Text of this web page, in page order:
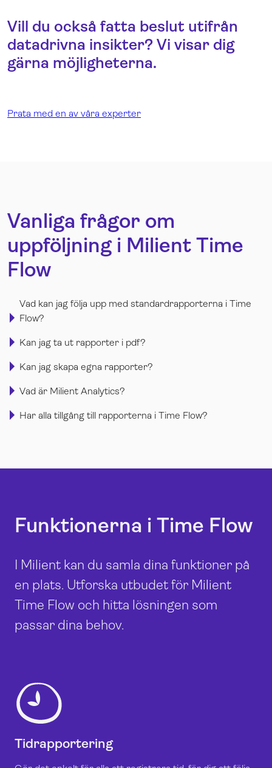
Vill du också fatta beslut utifrån
datadrivna insikter? Vi visar dig
gärna möjligheterna.
Prata med en av våra experter
Vanliga frågor om
uppföljning i Milient Time
Flow
Vad kan jag följa upp med standardrapporterna i Time
Flow?
Kan jag ta ut rapporter i pdf?
Kan jag skapa egna rapporter?
Vad är Milient Analytics?
Har alla tillgång till rapporterna i Time Flow?
Funktionerna i Time Flow
I Milient kan du samla dina funktioner på
en plats. Utforska utbudet för Milient
Time Flow och hitta lösningen som
passar dina behov.
Tidrapportering